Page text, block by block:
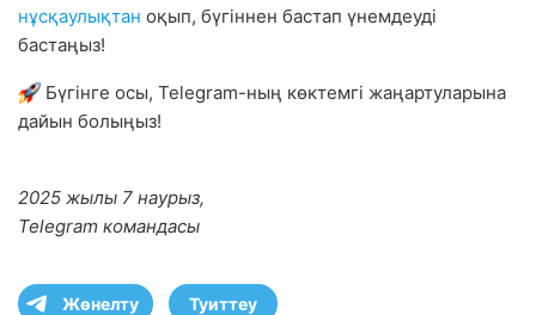
нұсқаулықтан оқып, бүгіннен бастап үнемдеуді
бастаңыз!
Бүгінге осы, Telegram-ның көктемгі жаңартуларына
дайын болыңыз!
2025 жылы 7 наурыз,
Telegram командасы
Жөнелту Туиттеу